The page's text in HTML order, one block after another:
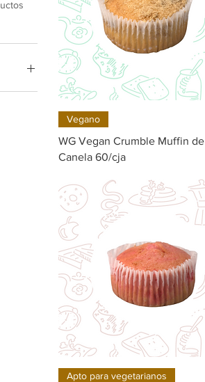
Vegano
WG Vegan Crumble Muffin de
Canela 60/cja
Quick View
Apto para vegetarianos